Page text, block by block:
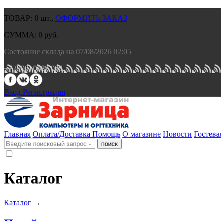
ТОВАР: 0 шт., ОФОРМИТЬ ЗАКАЗ
СУММА: 0 руб.
Состояние склада на 07/08/2026 02:05
+7 (900) 0688 008.
Вход.Регистрация
Главная Оплата/Доставка Помощь О магазине Новости
Каталог
Каталог →